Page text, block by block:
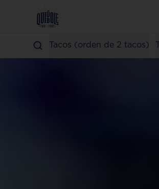
Tacos (orden de 2 tacos)